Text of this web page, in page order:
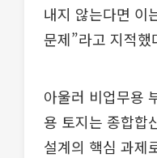
내지 않는다면 이
문제”라고 지적했
아울러 비업무용
용 토지는 종합합
설계의 핵심 과제